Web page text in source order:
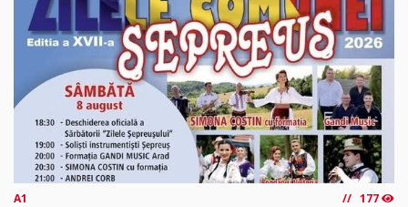
A1 177